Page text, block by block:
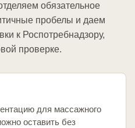
обязательное
пробелы и даем
к Роспотребнадзору,
проверке.
для массажного
оставить без